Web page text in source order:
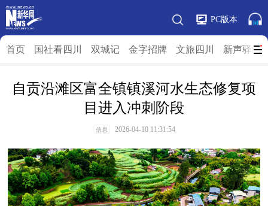
PC版本
首页 国社看四川 双城记 金字招牌 文旅四川 新声驿站
自贡沿滩区富全镇镇溪河水生态修复项
目进入冲刺阶段
信息 2026-04-10 11:31:54